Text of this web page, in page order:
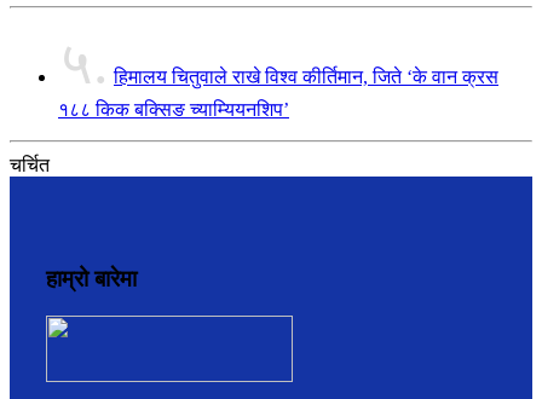
५. हिमालय चितुवाले राखे विश्व कीर्तिमान, जिते ‘के वान क्रस
१८८ किक बक्सिङ च्याम्यियनशिप’
चर्चित
हाम्रो बारेमा